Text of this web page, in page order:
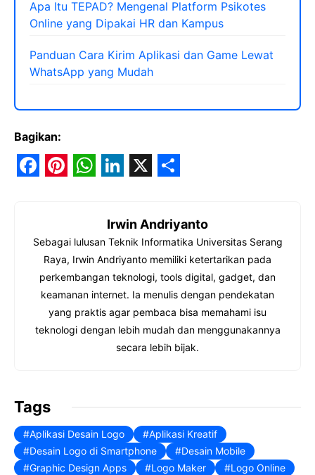
Apa Itu TEPAD? Mengenal Platform Psikotes
Online yang Dipakai HR dan Kampus
Panduan Cara Kirim Aplikasi dan Game Lewat
WhatsApp yang Mudah
Bagikan:
n
t
e
r
e
a
t
s
A
p
p
n
k
e
d
I
n
a
r
e
Irwin Andriyanto
Sebagai lulusan Teknik Informatika Universitas Serang
Raya, Irwin Andriyanto memiliki ketertarikan pada
perkembangan teknologi, tools digital, gadget, dan
keamanan internet. Ia menulis dengan pendekatan
yang praktis agar pembaca bisa memahami isu
teknologi dengan lebih mudah dan menggunakannya
secara lebih bijak.
Tags
Aplikasi Desain Logo
Aplikasi Kreatif
Desain Logo di Smartphone
Desain Mobile
Graphic Design Apps
Logo Maker
Logo Online